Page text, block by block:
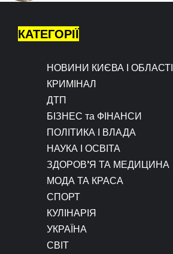
КАТЕГОРІЇ
НОВИНИ КИЄВА І ОБЛАСТІ
КРИМІНАЛ
ДТП
БІЗНЕС та ФІНАНСИ
ПОЛІТИКА І ВЛАДА
НАУКА І ОСВІТА
ЗДОРОВ’Я ТА МЕДИЦИНА
МОДА ТА КРАСА
СПОРТ
КУЛІНАРІЯ
УКРАЇНА
СВІТ